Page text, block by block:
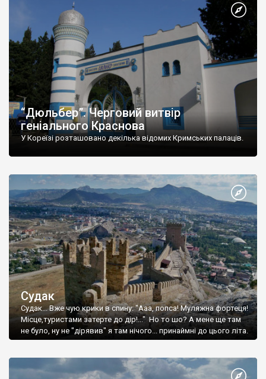
“Дюльбер”. Черговий витвір
геніального Краснова
У Кореїзі розташовано декілька відомих Кримських палаців.
Судак
Судак... Вже чую крики в спину: "Ааа, попса! Муляжна фортеця!
Місце,туристами затерте до дір!..." Но то шо? А мене ще там
не було, ну не "дірявив" я там нічого... принаймні до цього літа.